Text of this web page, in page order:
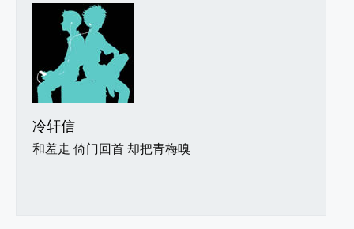
冷轩信
和羞走 倚门回首 却把青梅嗅